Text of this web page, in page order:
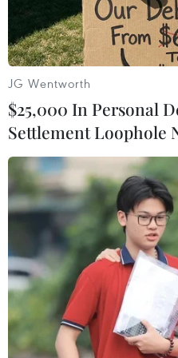
Lãnh đạo Hội Nhạc sỹ Việt
giả. (Ảnh:
Ngày 18/1, tại Hà Nội,
chức Lễ trao tặng Giải
2019 của Hội Nhạc sỹ
JG Wentworth
$25,000 In Personal
Settlement Loophole